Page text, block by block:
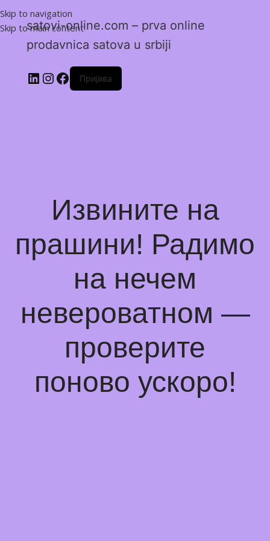
Skip to navigation
Skip to main content
satovi-online.com – prva online
prodavnica satova u srbiji
Пријава
Извините на
прашини! Радимо
на нечем
невероватном —
проверите
поново ускоро!